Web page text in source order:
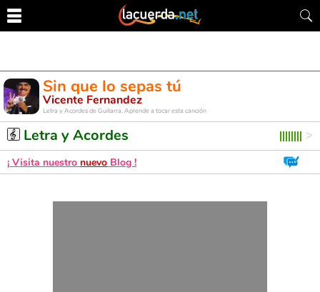
Sin que lo sepas tú
Vicente Fernandez
Letra y Acordes de Guitarra. Aprende a tocar esta canción
Letra y Acordes
¡ Visita nuestro nuevo Blog !